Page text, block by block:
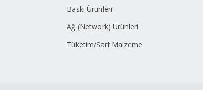
Baskı Ürünleri
Ağ (Network) Ürünleri
Tüketim/Sarf Malzeme